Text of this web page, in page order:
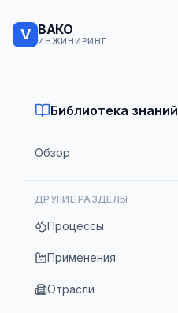
V ВАКО
ИНЖИНИРИНГ
Библиотека знаний
Обзор
ДРУГИЕ РАЗДЕЛЫ
Процессы
Применения
Отрасли